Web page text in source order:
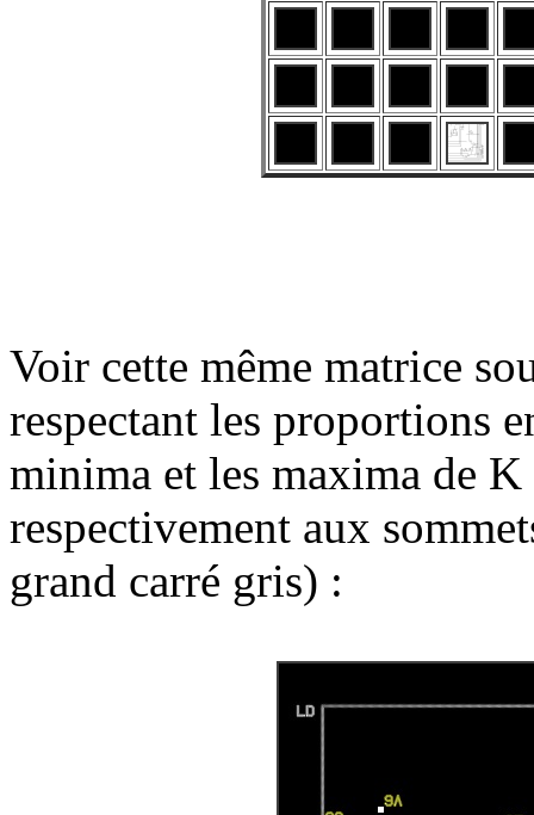
Voir cette même matrice
respectant les proportions
minima et les maxima de
respectivement aux
grand carré gris) :